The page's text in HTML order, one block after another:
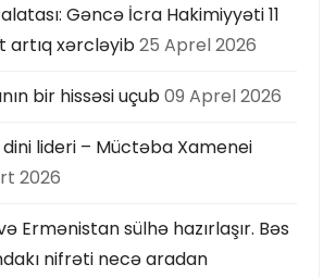
Gəncə İcra Hakimiyyəti 11
artıq xərcləyib25 Aprel 2026
bir hissəsi uçub09 Aprel 2026
dini lideri – Müctəba Xamenei
2026
Ermənistan sülhə hazırlaşır. Bəs
nifrəti necə aradan